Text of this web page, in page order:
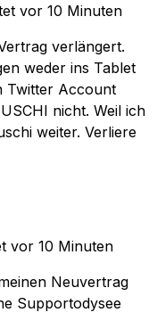
vor 10 Minuten
verlängert.
weder ins Tablet
Twitter Account
nicht. Weil ich
weiter. Verliere
vor 10 Minuten
Neuvertrag
Supportodysee